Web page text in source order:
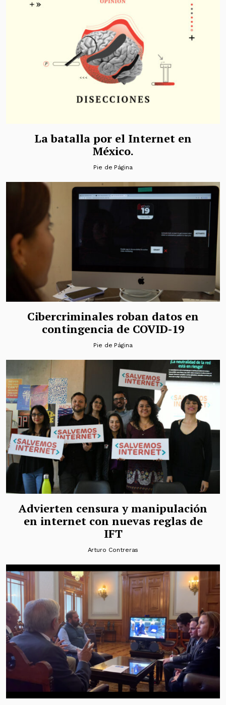
La batalla por el Internet en
México.
Pie de Página
Cibercriminales roban datos en
contingencia de COVID-19
Pie de Página
Advierten censura y manipulación
en internet con nuevas reglas de
IFT
Arturo Contreras